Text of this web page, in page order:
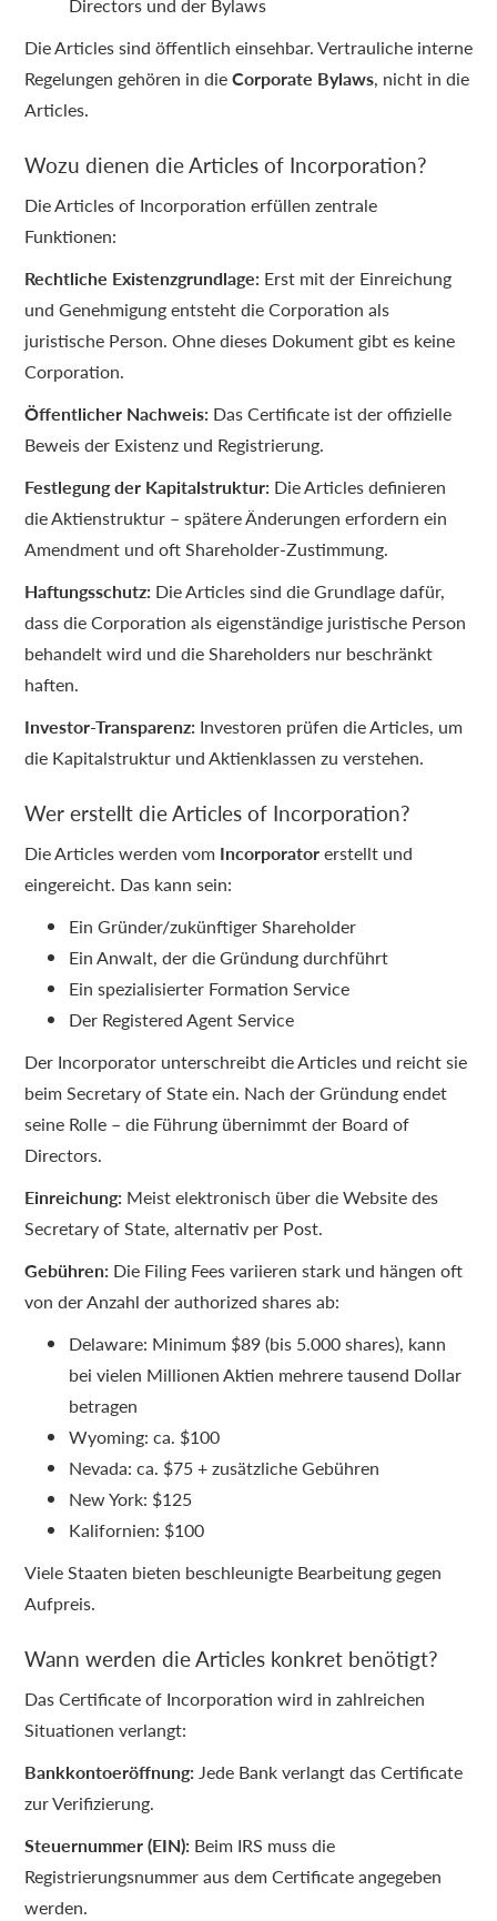
Die Articles sind öffentlich einsehbar. Vertrauliche interne
Regelungen gehören in dieCorporate Bylaws, nicht in die
Articles.
Wozu dienen die Articles of Incorporation?
Die Articles of Incorporation erfüllen zentrale
Funktionen:
Rechtliche Existenzgrundlage: Erst mit der Einreichung
und Genehmigung entsteht die Corporation als
juristische Person. Ohne dieses Dokument gibt es keine
Corporation.
Öffentlicher Nachweis: Das Certificate ist der offizielle
Beweis der Existenz und Registrierung.
Festlegung der Kapitalstruktur: Die Articles definieren
die Aktienstruktur – spätere Änderungen erfordern ein
Amendment und oft Shareholder-Zustimmung.
Haftungsschutz: Die Articles sind die Grundlage dafür,
dass die Corporation als eigenständige juristische Person
behandelt wird und die Shareholders nur beschränkt
haften.
Investor-Transparenz: Investoren prüfen die Articles, um
die Kapitalstruktur und Aktienklassen zu verstehen.
Wer erstellt die Articles of Incorporation?
Die Articles werden vom Incorporatorerstellt und
eingereicht. Das kann sein:
Ein Gründer/zukünftiger Shareholder
Ein Anwalt, der die Gründung durchführt
Ein spezialisierter Formation Service
Der Registered Agent Service
Der Incorporator unterschreibt die Articles und reicht sie
beim Secretary of State ein. Nach der Gründung endet
seine Rolle – die Führung übernimmt der Board of
Directors.
Einreichung: Meist elektronisch über die Website des
Secretary of State, alternativ per Post.
Gebühren: Die Filing Fees variieren stark und hängen oft
von der Anzahl der authorized shares ab:
Delaware: Minimum $89 (bis 5.000 shares), kann
bei vielen Millionen Aktien mehrere tausend Dollar
betragen
Wyoming: ca. $100
Nevada: ca. $75 + zusätzliche Gebühren
New York: $125
Kalifornien: $100
Viele Staaten bieten beschleunigte Bearbeitung gegen
Aufpreis.
Wann werden die Articles konkret benötigt?
Das Certificate of Incorporation wird in zahlreichen
Situationen verlangt:
Bankkontoeröffnung: Jede Bank verlangt das Certificate
zur Verifizierung.
Steuernummer (EIN): Beim IRS muss die
Registrierungsnummer aus dem Certificate angegeben
werden.